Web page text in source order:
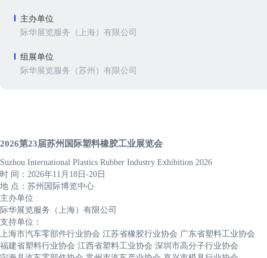
主办单位
际华展览服务（上海）有限公司
组展单位
际华展览服务（苏州）有限公司
2026第23届苏州国际塑料橡胶工业展览会
Suzhou International Plastics Rubber Industry Exhibition 2026
时 间：2026年11月18日-20日
地 点：苏州国际博览中心
主办单位 :
际华展览服务（上海）有限公司
支持单位：
上海市汽车零部件行业协会 江苏省橡胶行业协会 广东省塑料工业协会
福建省塑料行业协会 江西省塑料工业协会 深圳市高分子行业协会